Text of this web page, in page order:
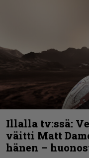
Illalla tv:ssä:
väitti Matt
hänen –